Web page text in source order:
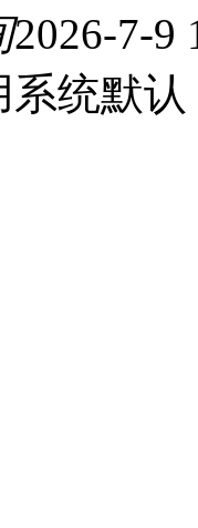
2026-7-9
系统默认